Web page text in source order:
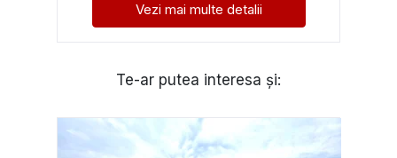
Vezi mai multe detalii
Te-ar putea interesa și: